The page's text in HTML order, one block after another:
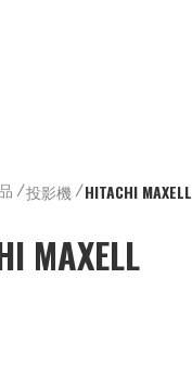
/投影機/HITACHI MAXELL
MAXELL